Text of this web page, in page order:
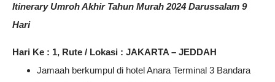
Itinerary Umroh Akhir Tahun Murah 2024 Darussalam 9
Hari
Hari Ke : 1, Rute / Lokasi : JAKARTA – JEDDAH
Jamaah berkumpul di hotel Anara Terminal 3 Bandara